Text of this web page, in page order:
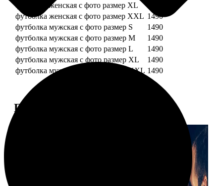
футболка женская с фото размер XL
футболка женская с фото размер XXL 1490
футболка мужская с фото размер S
1490
футболка мужская с фото размер M
1490
футболка мужская с фото размер L
1490
футболка мужская с фото размер XL
1490
футболка мужская с фото размер XXL 1490
Примеры работ